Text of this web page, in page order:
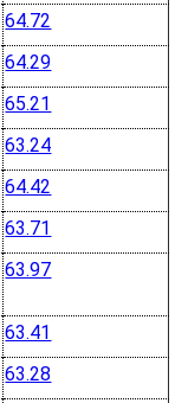
64.72
64.29
65.21
63.24
64.42
63.71
63.97
63.41
63.28